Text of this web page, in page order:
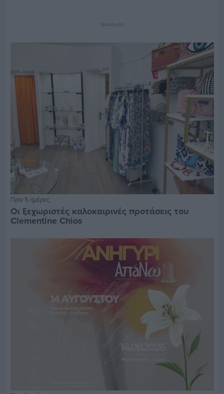
Διαφήμιση
Πριν 5 ημέρες
Οι ξεχωριστές καλοκαιρινές προτάσεις του
Clementine Chios